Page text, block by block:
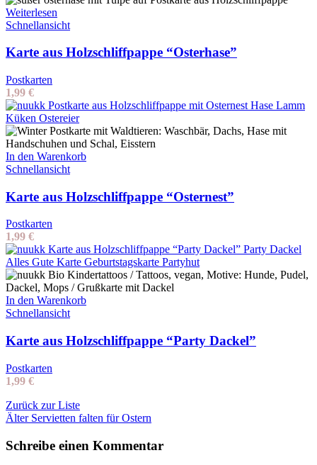
Weiterlesen
Schnellansicht
Karte aus Holzschliffpappe “Osterhase”
Postkarten
1,99 €
In den Warenkorb
Schnellansicht
Karte aus Holzschliffpappe “Osternest”
Postkarten
1,99 €
In den Warenkorb
Schnellansicht
Karte aus Holzschliffpappe “Party Dackel”
Postkarten
1,99 €
Zurück zur Liste
Älter Servietten falten für Ostern
Schreibe einen Kommentar